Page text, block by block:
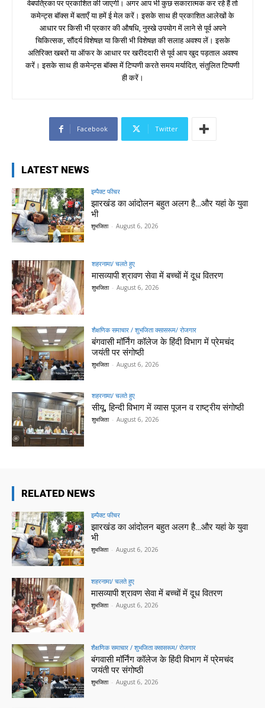
वेबपत्रिका पर प्रकाशित की जाएगी। अगर आप भी कुछ सकारात्मक कर रहे हैं तो
कमेन्ट्स बॉक्स में बताएँ या हमें ई मेल करें। इसके साथ ही प्रकाशित आलेखों के
आधार पर किसी भी प्रकार की औषधि, नुस्खे उपयोग में लाने से पूर्व अपने
चिकित्सक, सौंदर्य विशेषज्ञ या किसी भी विशेषज्ञ की सलाह अवश्य लें। इसके
अतिरिक्त खबरों या ऑफर के आधार पर खरीददारी से पूर्व आप खुद पड़ताल अवश्य
करें। इसके साथ ही कमेन्ट्स बॉक्स में टिप्पणी करते समय मर्यादित, संतुलित टिप्पणी
ही करें।
Facebook Twitter
LATEST NEWS
इम्पैक्ट फीचर
झारखंड का आंदोलन बहुत अलग है…और यहां के युवा
भी
शुभजिता - August 6, 2026
शहरनामा/ चलते हुए
मासव्यापी श्रावण सेवा में बच्चों में दूध वितरण
शुभजिता - August 6, 2026
शैक्षणिक समाचार / शुभजिता क्सासरूम/ रोजगार
बंगवासी मॉर्निंग कॉलेज के हिंदी विभाग में प्रेमचंद
जयंती पर संगोष्ठी
शुभजिता - August 6, 2026
शहरनामा/ चलते हुए
सीयू, हिन्दी विभाग में व्यास पूजन व राष्ट्रीय संगोष्ठी
शुभजिता - August 6, 2026
RELATED NEWS
इम्पैक्ट फीचर
झारखंड का आंदोलन बहुत अलग है…और यहां के युवा
भी
शुभजिता - August 6, 2026
शहरनामा/ चलते हुए
मासव्यापी श्रावण सेवा में बच्चों में दूध वितरण
शुभजिता - August 6, 2026
शैक्षणिक समाचार / शुभजिता क्सासरूम/ रोजगार
बंगवासी मॉर्निंग कॉलेज के हिंदी विभाग में प्रेमचंद
जयंती पर संगोष्ठी
शुभजिता - August 6, 2026